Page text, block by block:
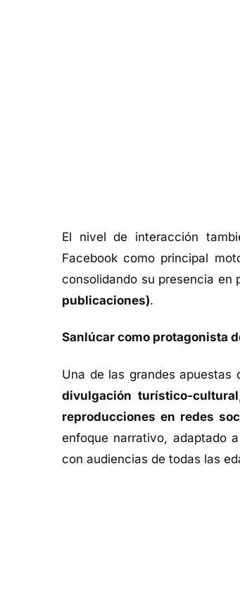
El nivel de interacción
Facebook como principal
consolidando su presencia en
publicaciones).
Sanlúcar como protagonista
Una de las grandes apuestas
divulgación turístico-cultural
reproducciones en redes
enfoque narrativo, adaptado
con audiencias de todas las